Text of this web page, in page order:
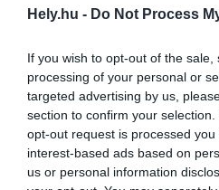
Hely.hu - Do Not Process
If you wish to opt-out of the
processing of your personal or
targeted advertising by us,
section to confirm your
opt-out request is processed
interest-based ads based on
us or personal information
királyi koronázási
AKTUÁLIS
2024. november 30.